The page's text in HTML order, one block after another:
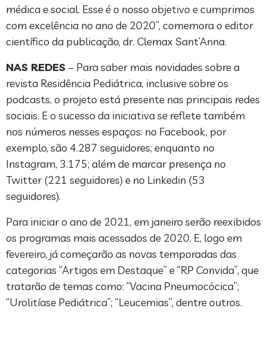
médica e social. Esse é o nosso objetivo e cumprimos
com excelência no ano de 2020”, comemora o editor
científico da publicação, dr. Clemax Sant’Anna.
NAS REDES – Para saber mais novidades sobre a
revista Residência Pediátrica, inclusive sobre os
podcasts, o projeto está presente nas principais redes
sociais. E o sucesso da iniciativa se reflete também
nos números nesses espaços: no Facebook, por
exemplo, são 4.287 seguidores; enquanto no
Instagram, 3.175; além de marcar presença no
Twitter (221 seguidores) e no Linkedin (53
seguidores).
Para iniciar o ano de 2021, em janeiro serão reexibidos
os programas mais acessados de 2020. E, logo em
fevereiro, já começarão as novas temporadas das
categorias “Artigos em Destaque” e “RP Convida”, que
tratarão de temas como: “Vacina Pneumocócica”;
“Urolitíase Pediátrica”; “Leucemias”, dentre outros.